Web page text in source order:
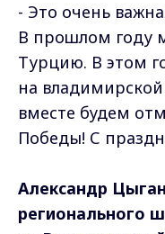
- Это очень
В прошлом году
Турцию. В этом
на
вместе будем
Победы! С
Александр
регионального